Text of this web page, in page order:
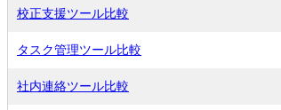
校正支援ツール比較
タスク管理ツール比較
社内連絡ツール比較